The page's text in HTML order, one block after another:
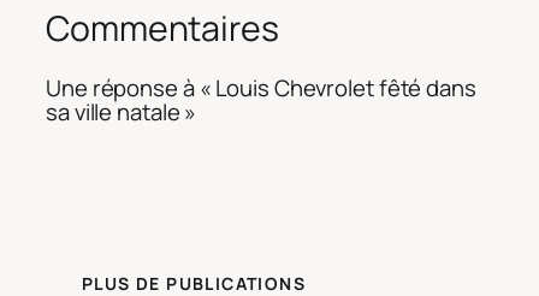
Commentaires
Une réponse à « Louis Chevrolet fêté dans
sa ville natale »
PLUS DE PUBLICATIONS